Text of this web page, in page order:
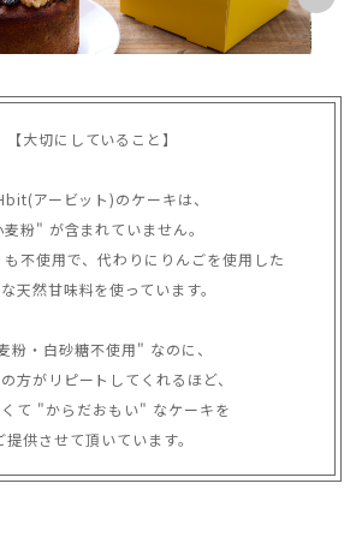
【大切にしていること】
アービット)のケーキは、
粉" が含まれていません。
不使用で、代わりにりんごを使用した
天然甘味料を使っています。
粉・白砂糖不使用" なのに、
方がリピートしてくれるほど、
て "からだおもい" なケーキを
提供させて頂いています。